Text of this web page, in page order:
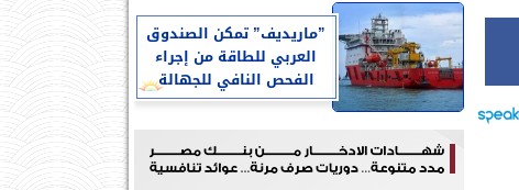
”ماريديف” تمكن الصندوق
العربي للطاقة من إجراء
الفحص النافي للجهالة